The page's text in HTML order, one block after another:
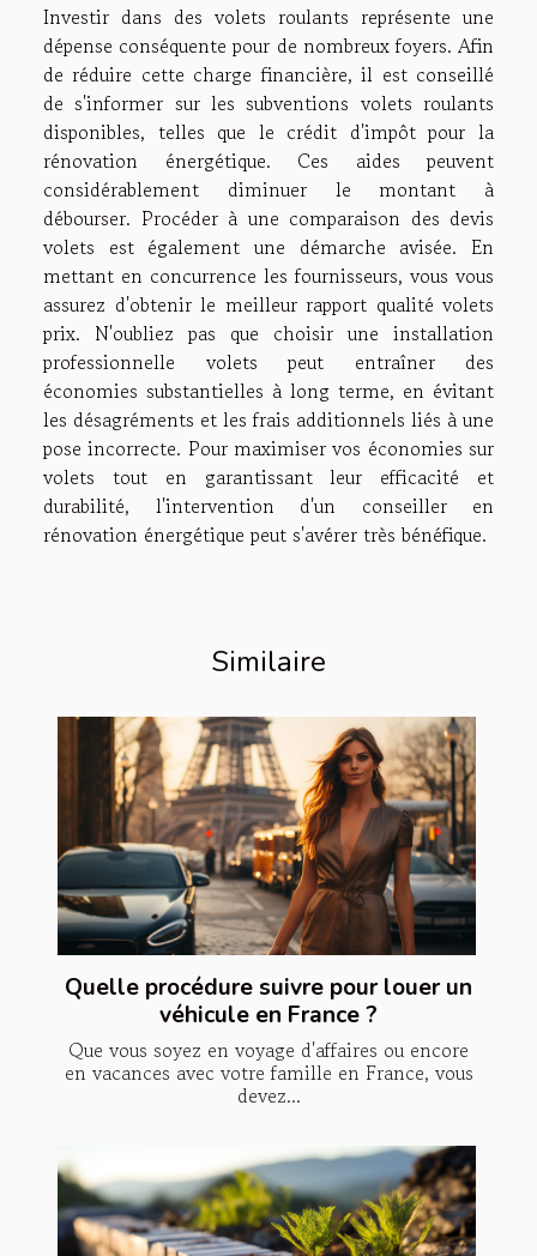
Investir dans des volets roulants représente une
dépense conséquente pour de nombreux foyers. Afin
de réduire cette charge financière, il est conseillé
de s'informer sur les subventions volets roulants
disponibles, telles que le crédit d'impôt pour la
rénovation énergétique. Ces aides peuvent
considérablement diminuer le montant à
débourser. Procéder à une comparaison des devis
volets est également une démarche avisée. En
mettant en concurrence les fournisseurs, vous vous
assurez d'obtenir le meilleur rapport qualité volets
prix. N'oubliez pas que choisir une installation
professionnelle volets peut entraîner des
économies substantielles à long terme, en évitant
les désagréments et les frais additionnels liés à une
pose incorrecte. Pour maximiser vos économies sur
volets tout en garantissant leur efficacité et
durabilité, l'intervention d'un conseiller en
rénovation énergétique peut s'avérer très bénéfique.
Similaire
Quelle procédure suivre pour louer un
véhicule en France ?
Que vous soyez en voyage d'affaires ou encore
en vacances avec votre famille en France, vous
devez...